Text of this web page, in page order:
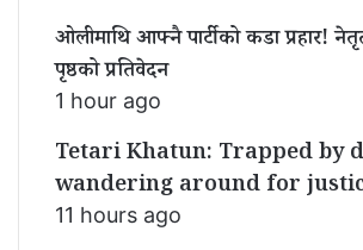
ओलीमाथि आफ्नै पार्टीको कडा प्रहार!
पृष्ठको प्रतिवेदन
1 hour ago
Tetari Khatun: Trapped by
wandering around for
11 hours ago